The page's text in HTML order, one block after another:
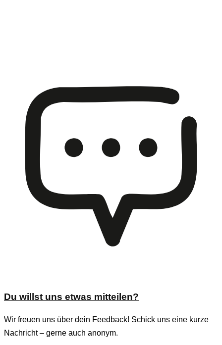
Du willst uns etwas mitteilen?
Wir freuen uns über dein Feedback! Schick uns eine kurze
Nachricht – gerne auch anonym.